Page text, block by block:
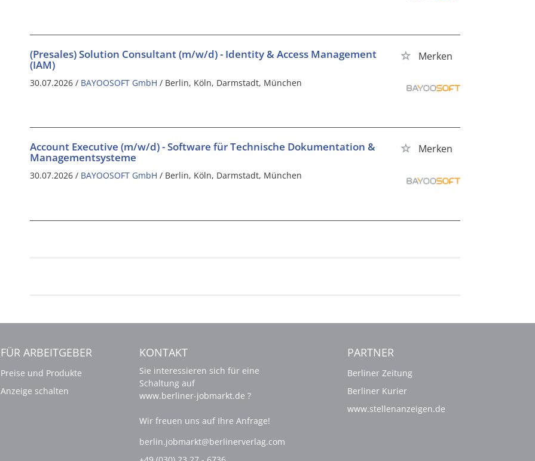
(Presales) Solution Consultant (m/w/d) - Identity & Access Management
(IAM)
Merken
30.07.2026 / BAYOOSOFT GmbH / Berlin, Köln, Darmstadt, München
Account Executive (m/w/d) - Software für Technische Dokumentation &
Managementsysteme
Merken
30.07.2026 / BAYOOSOFT GmbH / Berlin, Köln, Darmstadt, München
FÜR ARBEITGEBER
Preise und Produkte
Anzeige schalten
KONTAKT
Sie interessieren sich für eine
Schaltung auf
www.berliner-jobmarkt.de ?
Wir freuen uns auf Ihre Anfrage!
berlin.jobmarkt@berlinerverlag.com
PARTNER
Berliner Zeitung
Berliner Kurier
www.stellenanzeigen.de